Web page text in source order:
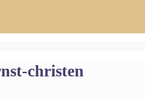
christen